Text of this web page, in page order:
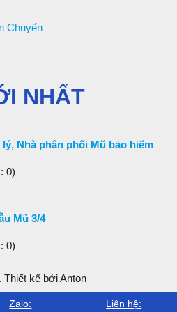
Chuyển
NHẤT
Nhà phân phối Mũ bảo hiểm
0)
Mũ 3/4
0)
. Thiết kế bởi Anton
Zalo:
Liên hệ: